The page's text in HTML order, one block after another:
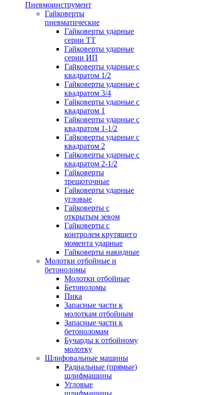
Пневмоинструмент
Гайковерты
пневматические
Гайковерты ударные
серии ТТ
Гайковерты ударные
серии ИП
Гайковерты ударные с
квадратом 1/2
Гайковерты ударные с
квадратом 3/4
Гайковерты ударные с
квадратом 1
Гайковерты ударные с
квадратом 1-1/2
Гайковерты ударные с
квадратом 2
Гайковерты ударные с
квадратом 2-1/2
Гайковерты
трещоточные
Гайковерты ударные
угловые
Гайковерты с
открытым зевом
Гайковерты с
контролем крутящего
момента ударные
Гайковерты накидные
Молотки отбойные и
бетоноломы
Молотки отбойные
Бетоноломы
Пика
Запасные части к
молоткам отбойным
Запасные части к
бетоноломам
Бучарды к отбойному
молотку
Шлифовальные машины
Радиальные (прямые)
шлифмашины
Угловые
шлифмашины